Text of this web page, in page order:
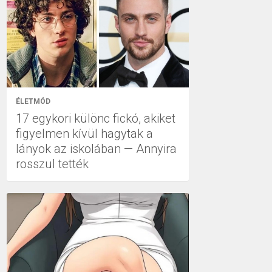
ÉLETMÓD
17 egykori különc fickó, akiket
figyelmen kívül hagytak a
lányok az iskolában — Annyira
rosszul tették